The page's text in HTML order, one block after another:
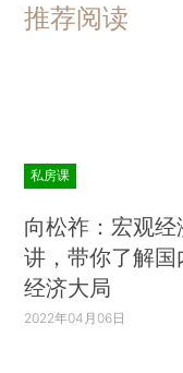
推荐阅读
私房课
向松祚：宏观经
讲，带你了解国
经济大局
2022年04月06日